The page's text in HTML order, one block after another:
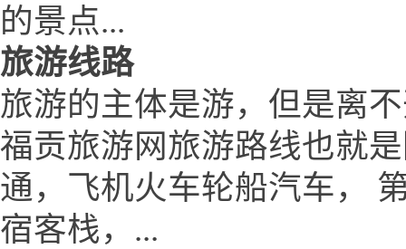
的景点...
旅游线路
旅游的主体是游，但是离
福贡旅游网旅游路线也就
通，飞机火车轮船汽车，
宿客栈，...